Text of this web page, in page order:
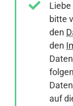
Liebe
bitte
den
den
auf